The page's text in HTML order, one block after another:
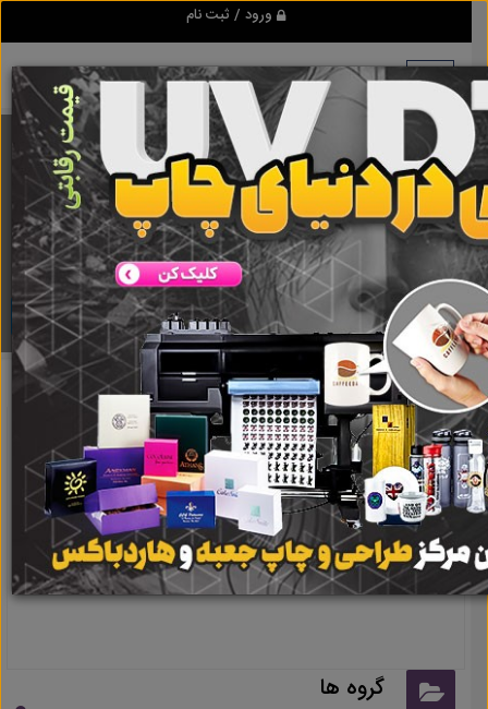
ورود / ثبت نام
برنامه اندروید ابزاریراق
مرجع نیازمندیهای ابزار و یراق آلات عمومی و صنعتی
دانلود
نتیجه ای یافت نشد
گروه ها